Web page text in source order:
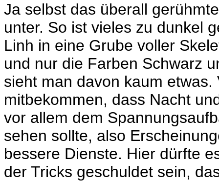
Ja selbst das überall
unter. So ist vieles zu dunkel
Linh in eine Grube voller
und nur die Farben Schwarz
sieht man davon kaum
mitbekommen, dass Nacht
vor allem dem
sehen sollte, also
bessere Dienste. Hier dürfte
der Tricks geschuldet sein,